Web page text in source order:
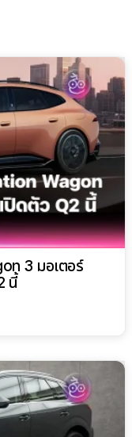
3 มอเตอร์
นี้